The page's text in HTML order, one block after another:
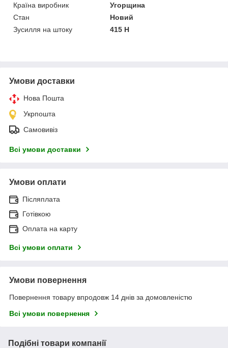
Країна виробник
Угорщина
Стан
Новий
Зусилля на штоку
415 Н
Умови доставки
Нова Пошта
Укрпошта
Самовивіз
Всі умови доставки
Умови оплати
Післяплата
Готівкою
Оплата на карту
Всі умови оплати
Умови повернення
Повернення товару впродовж 14 днів за домовленістю
Всі умови повернення
Подібні товари компанії